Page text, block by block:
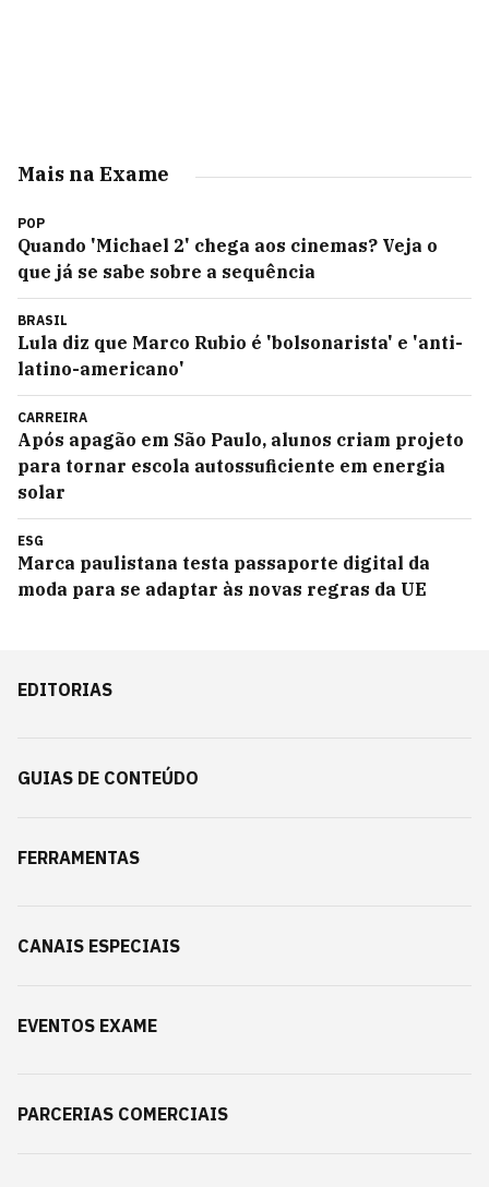
Mais na Exame
POP
Quando 'Michael 2' chega aos cinemas? Veja o
que já se sabe sobre a sequência
BRASIL
Lula diz que Marco Rubio é 'bolsonarista' e 'anti-
latino-americano'
CARREIRA
Após apagão em São Paulo, alunos criam projeto
para tornar escola autossuficiente em energia
solar
ESG
Marca paulistana testa passaporte digital da
moda para se adaptar às novas regras da UE
EDITORIAS
GUIAS DE CONTEÚDO
FERRAMENTAS
CANAIS ESPECIAIS
EVENTOS EXAME
PARCERIAS COMERCIAIS